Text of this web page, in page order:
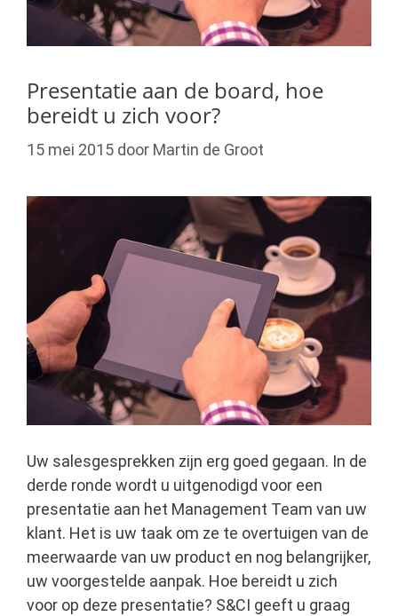
Presentatie aan de board, hoe
bereidt u zich voor?
15 mei 2015 door Martin de Groot
Uw salesgesprekken zijn erg goed gegaan. In de
derde ronde wordt u uitgenodigd voor een
presentatie aan het Management Team van uw
klant. Het is uw taak om ze te overtuigen van de
meerwaarde van uw product en nog belangrijker,
uw voorgestelde aanpak. Hoe bereidt u zich
voor op deze presentatie? S&CI geeft u graag